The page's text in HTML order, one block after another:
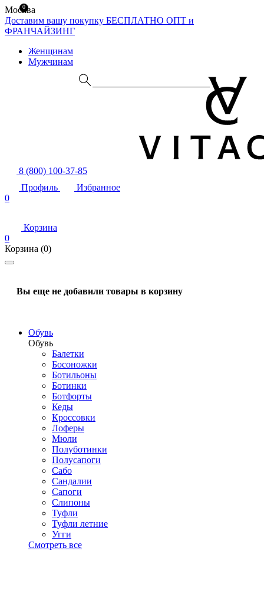
Москва
Доставим вашу покупку БЕСПЛАТНО ОПТ и
ФРАНЧАЙЗИНГ
Женщинам
Мужчинам
8 (800) 100-37-85
Профиль
Избранное
0
Корзина
0
Корзина (0)
Вы еще не добавили товары в корзину
Обувь
Обувь
Балетки
Босоножки
Ботильоны
Ботинки
Ботфорты
Кеды
Кроссовки
Лоферы
Мюли
Полуботинки
Полусапоги
Сабо
Сандалии
Сапоги
Слипоны
Туфли
Туфли летние
Угги
Смотреть все
0